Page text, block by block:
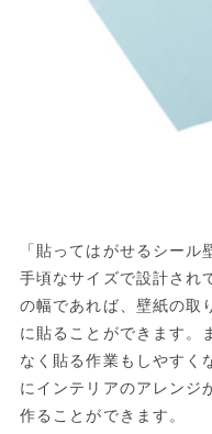
「貼ってはがせるシー
手頃なサイズで設計され
の幅であれば、壁紙の取
に貼ることができます。
なく貼る作業もしやすく
にインテリアのアレンジ
作ることができます。